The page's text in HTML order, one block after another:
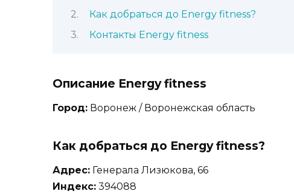
Как добраться до Energy fitness?
Контакты Energy fitness
Описание Energy fitness
Город: Воронеж / Воронежская область
Как добраться до Energy fitness?
Адрес: Генерала Лизюкова, 66
Индекс: 394088